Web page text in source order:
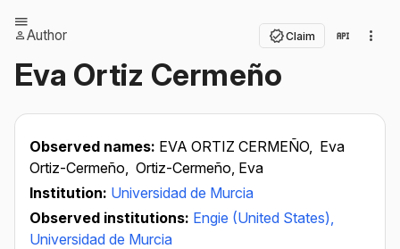
Author Claim
Eva Ortiz Cermeño
Observed names: EVA ORTIZ CERMEÑO, Eva
Ortiz-Cermeño, Ortiz-Cermeño, Eva
Institution: Universidad de Murcia
Observed institutions: Engie (United States),
Universidad de Murcia